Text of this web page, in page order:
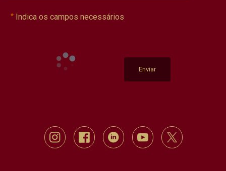
Indica os campos necessários
Enviar